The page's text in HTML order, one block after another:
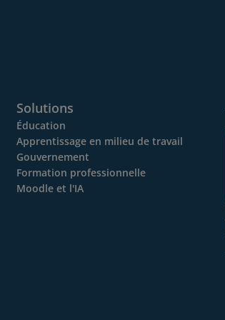
Solutions
Éducation
Apprentissage en milieu de travail
Gouvernement
Formation professionnelle
Moodle et l'IA